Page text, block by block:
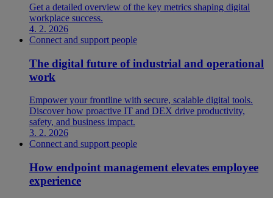
Get a detailed overview of the key metrics shaping digital
workplace success.
4. 2. 2026
Connect and support people
The digital future of industrial and operational
work
Empower your frontline with secure, scalable digital tools.
Discover how proactive IT and DEX drive productivity,
safety, and business impact.
3. 2. 2026
Connect and support people
How endpoint management elevates employee
experience